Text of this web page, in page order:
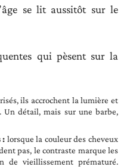
se lit aussitôt sur le
qui pèsent sur la
ils accrochent la lumière et
Un détail, mais sur une barbe,
: lorsque la couleur des cheveux
pas, le contraste marque les
de vieillissement prématuré.